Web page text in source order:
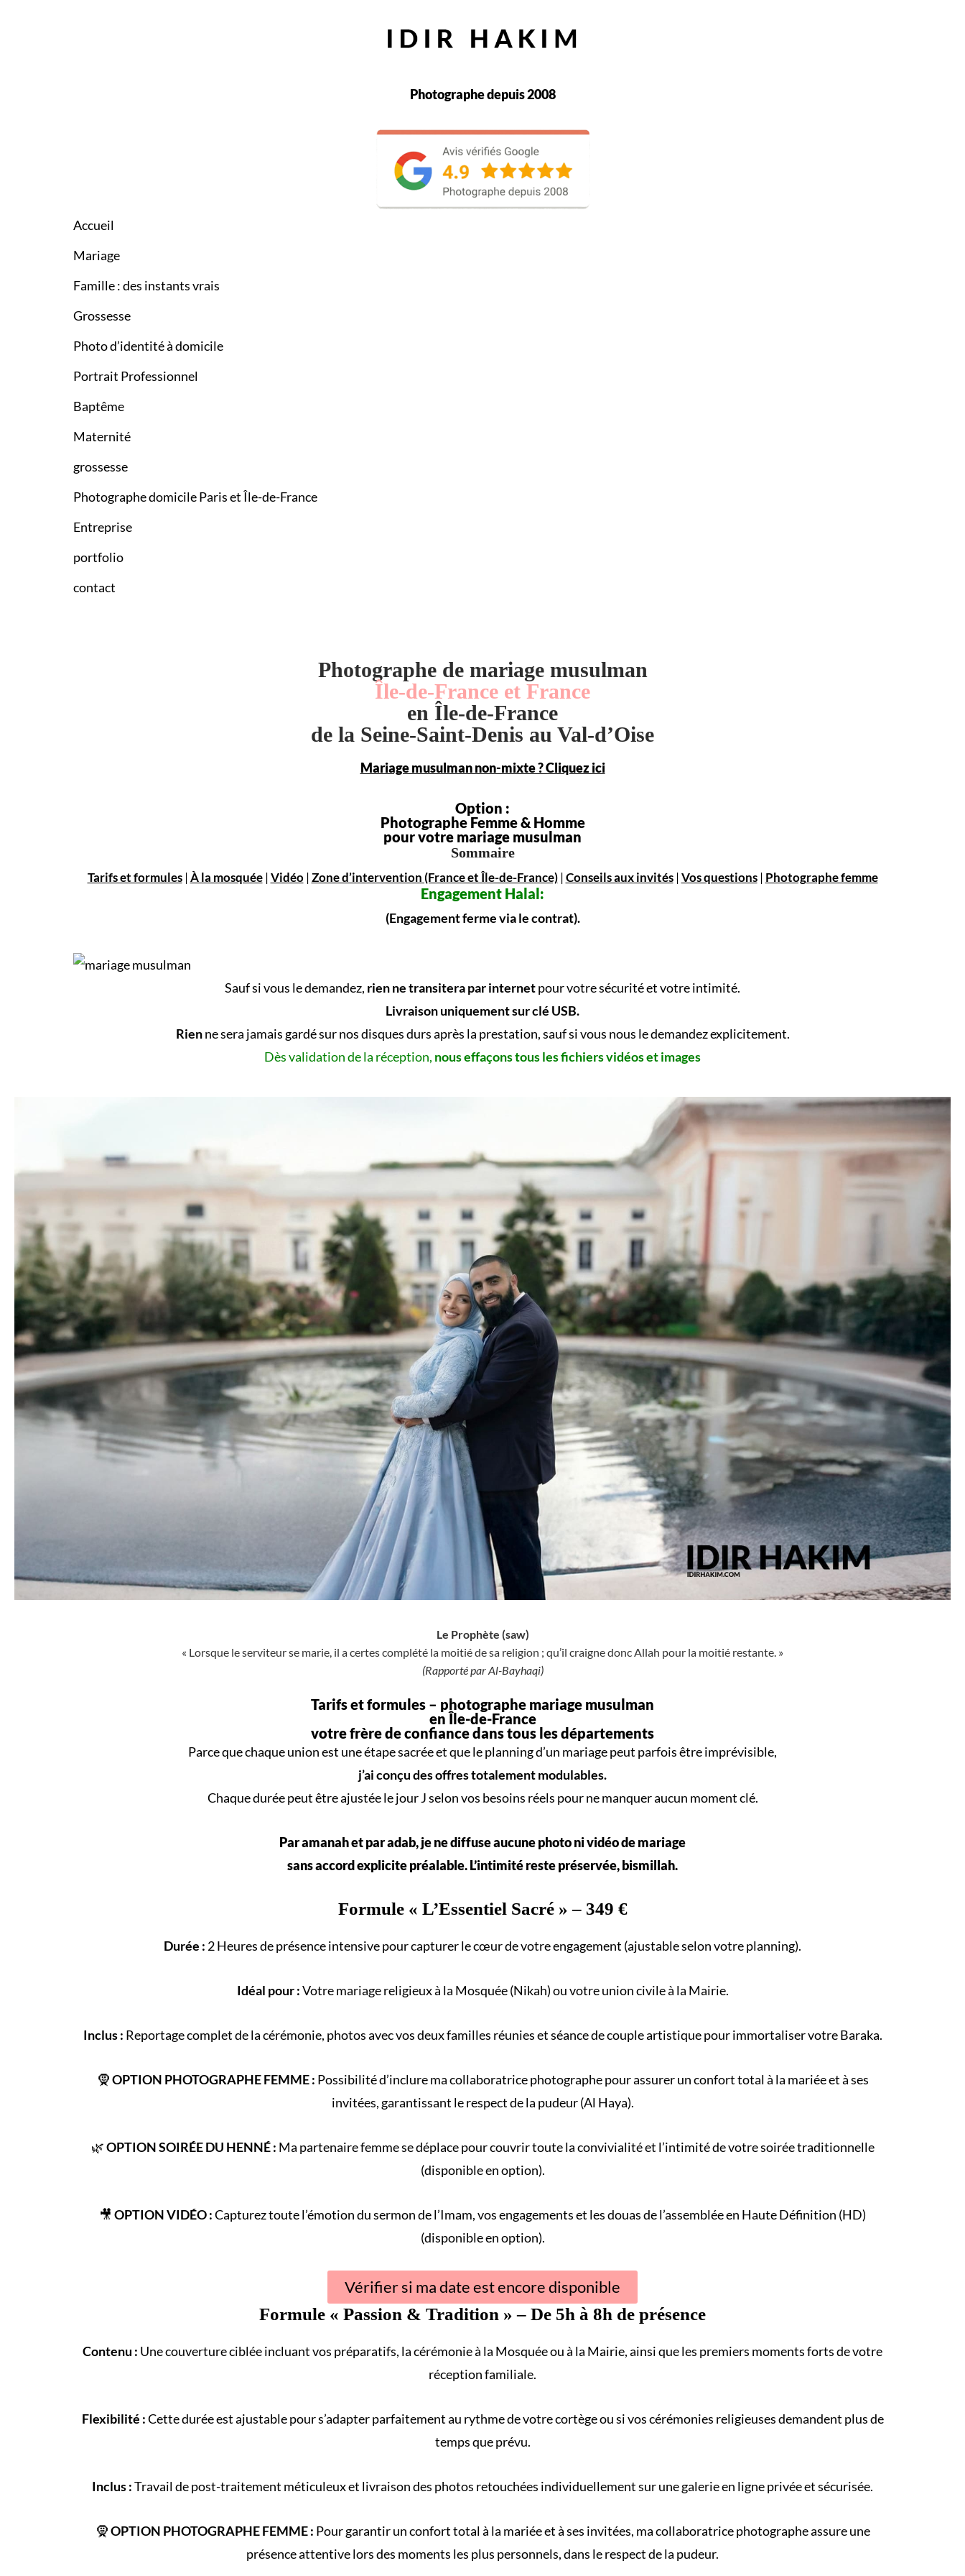
Photographe depuis 2008
Accueil
Mariage
Famille : des instants vrais
Grossesse
Photo d’identité à domicile
Portrait Professionnel
Baptême
Maternité
grossesse
Photographe domicile Paris et Île-de-France
Entreprise
portfolio
contact
Photographe de mariage musulman
Île-de-France et France
en Île-de-France
de la Seine-Saint-Denis au Val-d’Oise
Mariage musulman non-mixte ? Cliquez ici
Option :
Photographe Femme & Homme
pour votre mariage musulman
Sommaire
Tarifs et formules|À la mosquée|Vidéo|Zone d’intervention (France et Île-de-France)|Conseils aux invités|Vos questions| Photographe femme
Engagement Halal:
(Engagement ferme via le contrat).
Sauf si vous le demandez, rien ne transitera par internetpour votre sécurité et votre intimité.
Livraison uniquement sur clé USB.
Rienne sera jamais gardé sur nos disques durs après la prestation, sauf si vous nous le demandez explicitement.
Dès validation de la réception, nous effaçons tous les fichiers vidéos et images
Le Prophète (saw)
« Lorsque le serviteur se marie, il a certes complété la moitié de sa religion ; qu’il craigne donc Allah pour la moitié restante. »
(Rapporté par Al-Bayhaqi)
Tarifs et formules – photographe mariage musulman
en Île-de-France
votre frère de confiance dans tous les départements
Parce quechaque unionest uneétape sacréeet que leplanning d’un mariagepeut parfois être imprévisible,
j’ai conçu des offres totalement modulables.
Chaque durée peut être ajustée le jour J selon vos besoins réels pour ne manquer aucun moment clé.
Par amanah et par adab, je ne diffuse aucune photo ni vidéo de mariage
sans accord explicite préalable. L’intimité reste préservée, bismillah.
Formule « L’Essentiel Sacré» – 349 €
Durée : 2 Heures de présence intensive pour capturer le cœur de votre engagement (ajustable selon votreplanning).
Idéal pour :Votremariage religieuxà la Mosquée(Nikah) ou votreunion civileà la Mairie.
Inclus : Reportage complet de lacérémonie, photos avec vos deux familles réunies et séance de couple artistique pour immortaliser votre Baraka.
🧕OPTION PHOTOGRAPHE FEMME : Possibilité d’inclure ma collaboratrice photographe pour assurer un confort total à la mariée et à ses
invitées, garantissant le respect de la pudeur (Al Haya).
🌿OPTION SOIRÉE DU HENNÉ : Ma partenaire femme se déplace pour couvrir toute la convivialité et l’intimité de votresoirée traditionnelle
(disponible en option).
🎥 OPTION VIDÉO :Capturez toute l’émotion dusermon de l’Imam, vos engagements et les douas de l’assemblée en Haute Définition (HD)
(disponible en option).
Vérifier si ma date est encore disponible
Formule « Passion & Tradition » – De 5h à 8h de présence
Contenu : Une couverture ciblée incluant vos préparatifs, la cérémonie à la Mosquéeou à la Mairie, ainsi que les premiers moments forts de votre
réception familiale.
Flexibilité :Cette durée est ajustable pour s’adapter parfaitement au rythme de votrecortègeou si vos cérémonies religieuses demandent plus de
temps que prévu.
Inclus :Travail de post-traitement méticuleux et livraison des photos retouchées individuellement sur une galerie en ligne privée et sécurisée.
🧕OPTION PHOTOGRAPHE FEMME : Pour garantir un confort total à la mariée et à ses invitées, ma collaboratrice photographe assure une
présence attentive lors des moments les plus personnels, dans le respect de la pudeur.